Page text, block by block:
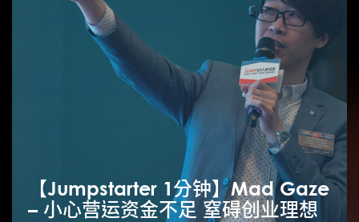
【Jumpstarter 1分钟】Mad Gaze
– 小心营运资金不足 窒碍创业理想